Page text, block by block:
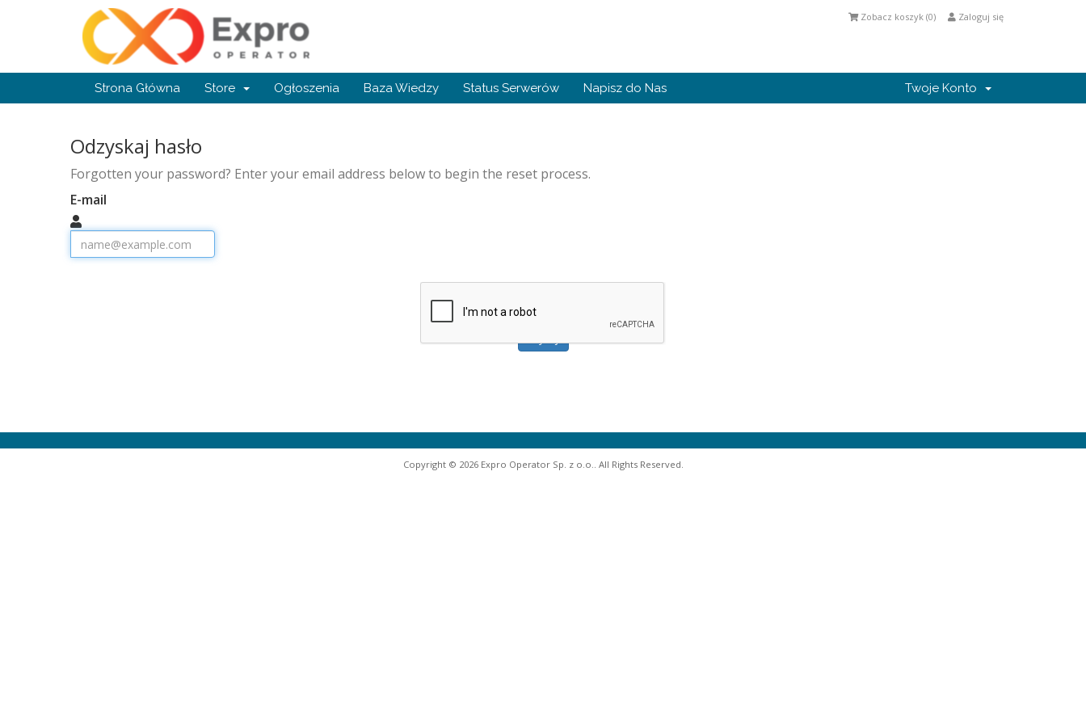
Zaloguj się
Zobacz koszyk (0)
Strona Główna Store Ogłoszenia Baza Wiedzy Status Serwerów Napisz do Nas Twoje Konto
Odzyskaj hasło
Forgotten your password? Enter your email address below to begin the reset process.
E-mail
Copyright © 2026 Expro Operator Sp. z o.o.. All Rights Reserved.